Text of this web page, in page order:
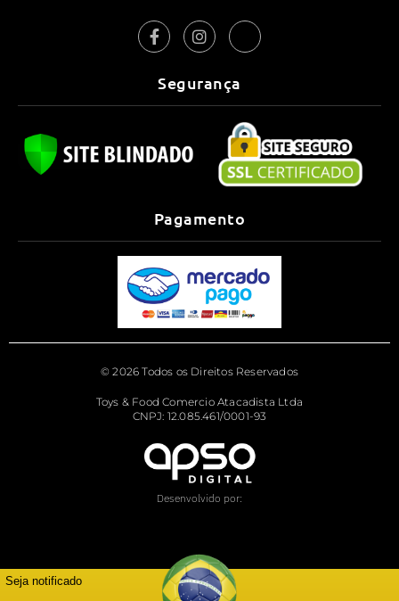
Segurança
Pagamento
© 2026 Todos os Direitos Reservados
Toys & Food Comercio Atacadista Ltda
CNPJ: 12.085.461/0001-93
Desenvolvido por:
Seja notificado